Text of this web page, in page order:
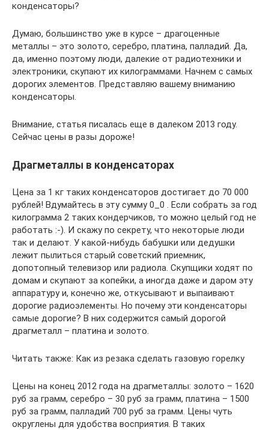
конденсаторы?
Думаю, большинство уже в курсе – драгоценные
металлы – это золото, серебро, платина, палладий. Да,
да, именно поэтому люди, далекие от радиотехники и
электроники, скупают их килограммами. Начнем с самых
дорогих элементов. Представляю вашему вниманию
конденсаторы.
Внимание, статья писалась еще в далеком 2013 году.
Сейчас цены в разы дороже!
Драгметаллы в конденсаторах
Цена за 1 кг таких конденсаторов достигает до 70 000
рублей! Вдумайтесь в эту сумму 0_0 . Если собрать за год
килограмма 2 таких кондерчиков, то можно целый год не
работать :-). И скажу по секрету, что некоторые люди
так и делают. У какой-нибудь бабушки или дедушки
лежит пылиться старый советский приемник,
допотопный телевизор или радиола. Скупщики ходят по
домам и скупают за копейки, а иногда даже и даром эту
аппаратуру и, конечно же, откусывают и выпаивают
дорогие радиоэлементы. Но почему эти конденсаторы
самые дорогие? В них содержится самый дорогой
драгметалл – платина и золото.
Читать также: Как из резака сделать газовую горелку
Цены на конец 2012 года на драгметаллы: золото – 1620
руб за грамм, серебро – 30 руб за грамм, платина – 1500
руб за грамм, палладий 700 руб за грамм. Цены чуть
округлены для удобства восприятия. В таких